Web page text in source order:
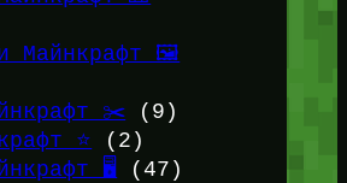
Майнкрафт 🖼️
✂️ (9)
⭐ (2)
🖥️
(47)